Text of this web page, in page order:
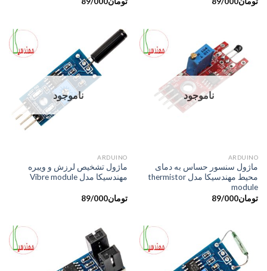
ناموجود
ARDUINO
ماژول سنسور حساس به دمای
محیط مهندسیکا مدل thermistor
module
تومان89/000
ناموجود
ماژول تشخیص لرزش و ویبره
مهندسیکا مدل Vibre module
تومان89/000